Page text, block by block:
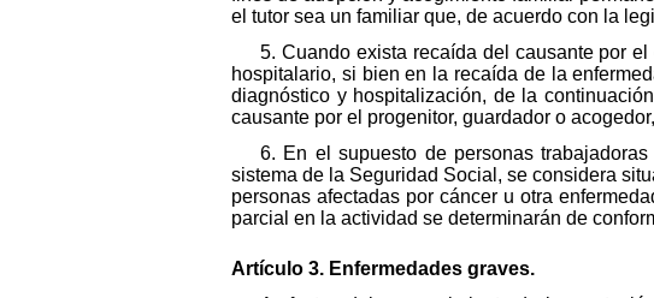
el tutor sea un familiar que, de acuerdo con la
5. Cuando exista recaída del causante por
hospitalario, si bien en la recaída de la
diagnóstico y hospitalización, de la
causante por el progenitor, guardador o
6. En el supuesto de personas
sistema de la Seguridad Social, se considera
personas afectadas por cáncer u otra
parcial en la actividad se determinarán de
Artículo 3. Enfermedades graves.